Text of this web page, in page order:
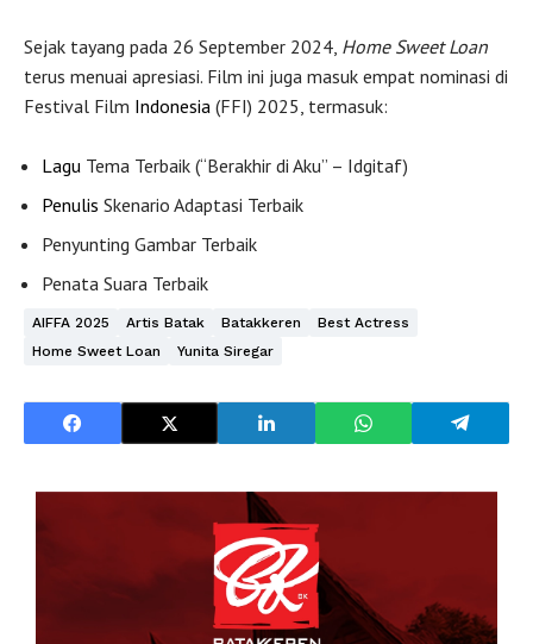
Sejak tayang pada 26 September 2024, Home Sweet Loan
terus menuai apresiasi. Film ini juga masuk empat nominasi di
Festival Film Indonesia (FFI) 2025, termasuk:
Lagu Tema Terbaik (“Berakhir di Aku” – Idgitaf)
Penulis Skenario Adaptasi Terbaik
Penyunting Gambar Terbaik
Penata Suara Terbaik
AIFFA 2025 Artis Batak Batakkeren
Best Actress
Home Sweet Loan
Yunita Siregar